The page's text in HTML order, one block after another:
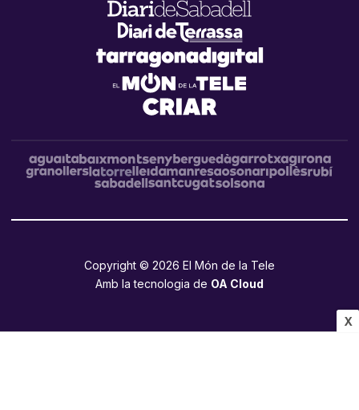
X
Copyright © 2026 El Món de la Tele
Amb la tecnologia de OA Cloud